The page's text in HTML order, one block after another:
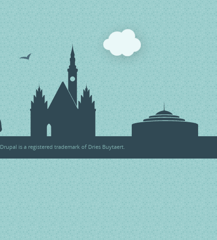
Drupal is a registered trademark of Dries Buytaert.